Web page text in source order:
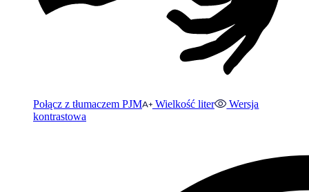
Połącz z tłumaczem PJM Wielkość liter
Wersja
kontrastowa